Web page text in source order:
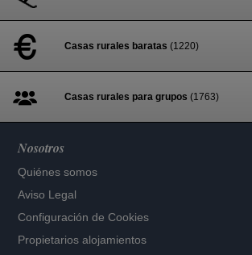
Casas rurales baratas (1220)
Casas rurales para grupos (1763)
Nosotros
Quiénes somos
Aviso Legal
Configuración de Cookies
Propietarios alojamientos